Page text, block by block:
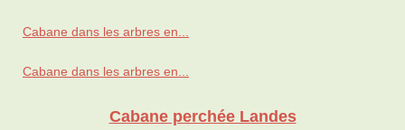
Cabane dans les arbres en...
Cabane dans les arbres en...
Cabane perchée Landes